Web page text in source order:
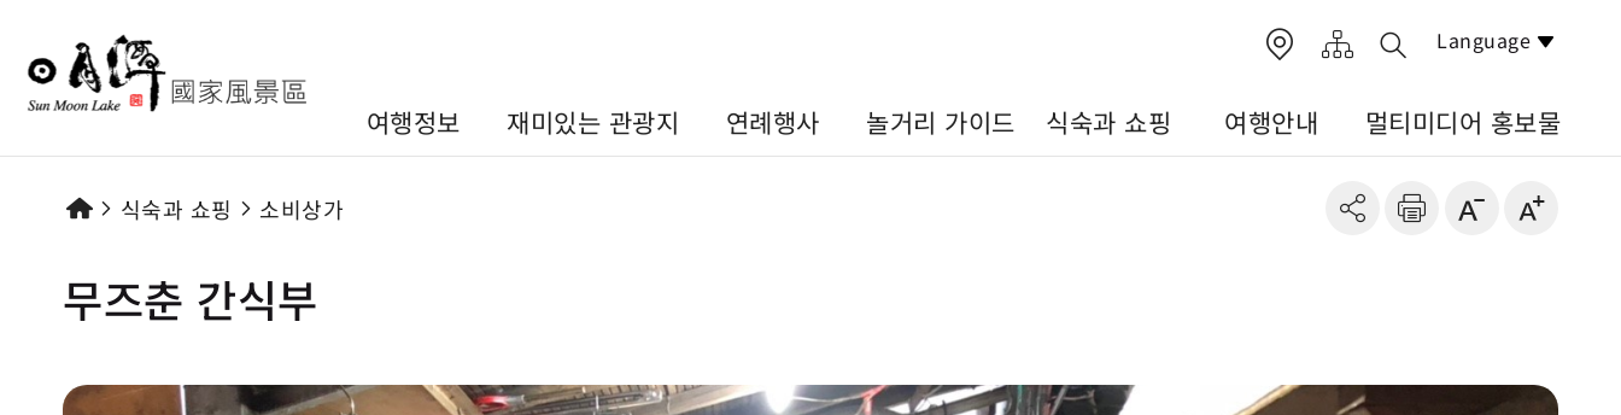
여행정보 재미있는 관광지 연례행사 놀거리 가이드 식숙과 쇼핑 여행안내 멀티미디어 홍보물
Language
식숙과 쇼핑 소비상가
무즈춘 간식부